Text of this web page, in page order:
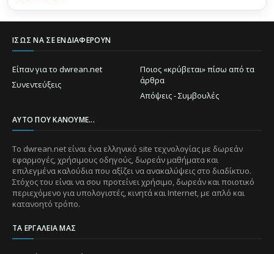
ΊΣΩΣ ΝΑ ΣΕ ΕΝΔΙΑΦΈΡΟΥΝ
Είπαν για το dwrean.net
Ποιος «κρύβεται» πίσω από τα
άρθρα
Συνεντεύξεις
Απόψεις - Συμβουλές
ΑΥΤΌ ΠΟΥ ΚΆΝΟΥΜΕ...
Το dwrean.net είναι ένα ελληνικό site τεχνολογίας με δωρεάν
εφαρμογές, χρήσιμους οδηγούς, δωρεάν μαθήματα και
επιλεγμένα καλούδια που αξίζει να ανακαλύψεις στο διαδίκτυο.
Στόχος του είναι να σου προτείνει χρήσιμο, δωρεάν και ποιοτικό
περιεχόμενο για υπολογιστές, κινητά και Internet, με απλό και
κατανοητό τρόπο.
ΤΑ ΕΡΓΑΛΕΊΑ ΜΑΣ